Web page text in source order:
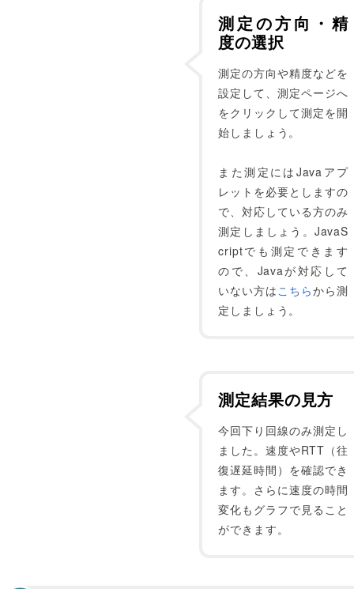
測定の方向・精
度の選択
測定の方向や精度などを
設定して、測定ページへ
をクリックして測定を開
始しましょう。
また測定にはJavaアプ
レットを必要としますの
で、対応している方のみ
測定しましょう。JavaS
criptでも測定できます
ので、Javaが対応して
いない方はこちらから測
定しましょう。
測定結果の見方
今回下り回線のみ測定し
ました。速度やRTT（往
復遅延時間）を確認でき
ます。さらに速度の時間
変化もグラフで見ること
ができます。